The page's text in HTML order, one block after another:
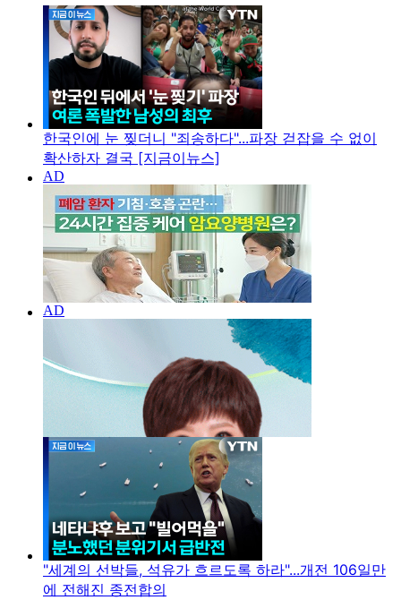
한국인에 눈 찢더니 "죄송하다"...파장 걷잡을 수 없이
확산하자 결국 [지금이뉴스]
"세계의 선박들, 석유가 흐르도록 하라"...개전 106일만
에 전해진 종전합의